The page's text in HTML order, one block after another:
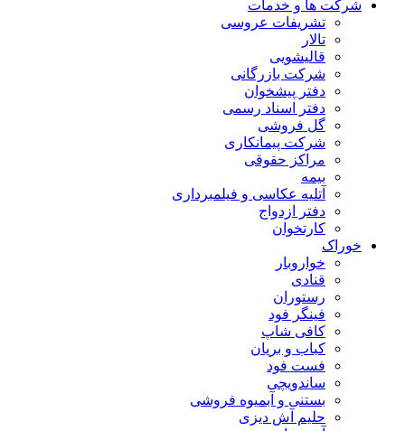
شرکت ها و خدمات
تشریفات عروسی
تالار
قالیشویی
شرکت بازرگانی
دفتر پیشخوان
دفتر اسناد رسمی
گل فروشی
شرکت پیمانکاری
مراکز حقوقی
بیمه
آتلیه عکاسی و فیلمبرداری
دفتر ازدواج
کارتخوان
خوراک
خواروبار
قنادی
رستوران
فینگر فود
کافی شاپ
کباب و بریان
فست فود
ساندویچی
بستنی و آبمیوه فروشی
حلیم آش دیزی